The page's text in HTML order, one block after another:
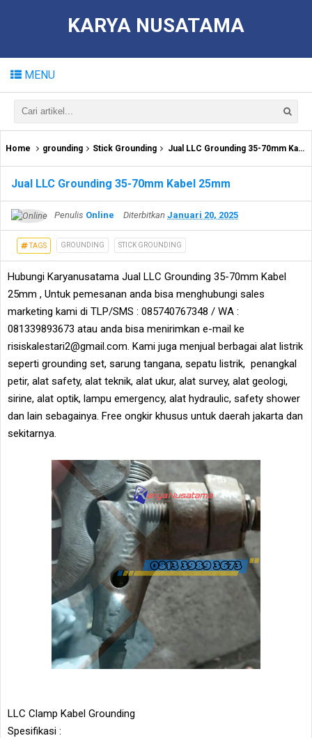
KARYA NUSATAMA
MENU
Home grounding Stick Grounding Jual LLC Grounding 35-70mm Kabel 25mm
Jual LLC Grounding 35-70mm Kabel 25mm
Penulis Online Diterbitkan Januari 20, 2025
TAGS GROUNDING STICK GROUNDING
Hubungi Karyanusatama Jual LLC Grounding 35-70mm Kabel
25mm , Untuk pemesanan anda bisa menghubungi sales
marketing kami di TLP/SMS : 085740767348 / WA :
081339893673 atau anda bisa menirimkan e-mail ke
risiskalestari2@gmail.com. Kami juga menjual berbagai alat listrik
seperti grounding set, sarung tangana, sepatu listrik, penangkal
petir, alat safety, alat teknik, alat ukur, alat survey, alat geologi,
sirine, alat optik, lampu emergency, alat hydraulic, safety shower
dan lain sebagainya. Free ongkir khusus untuk daerah jakarta dan
sekitarnya.
LLC Clamp Kabel Grounding
Spesifikasi :